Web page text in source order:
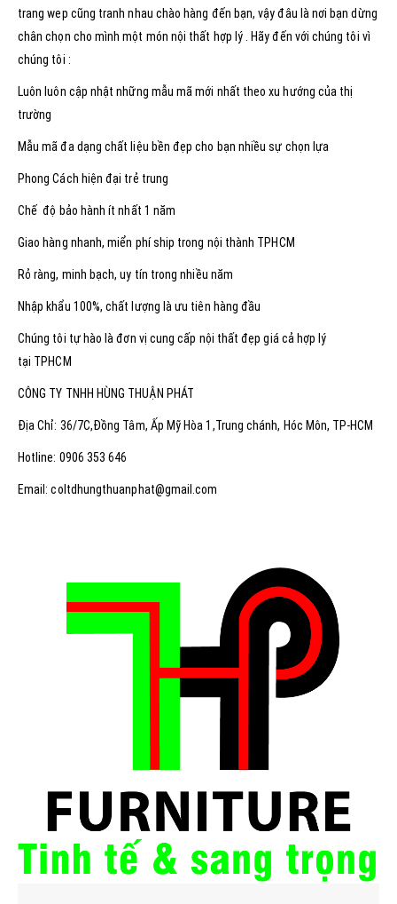
trang wep cũng tranh nhau chào hàng đến bạn, vậy đâu là nơi bạn dừng
chân chọn cho mình một món nội thất hợp lý . Hãy đến với chúng tôi vì
chúng tôi :
Luôn luôn cập nhật những mẫu mã mới nhất theo xu hướng của thị
trường
Mẫu mã đa dạng chất liệu bền đẹp cho bạn nhiều sự chọn lựa
Phong Cách hiện đại trẻ trung
Chế độ bảo hành ít nhất 1 năm
Giao hàng nhanh, miển phí ship trong nội thành TPHCM
Rỏ ràng, minh bạch, uy tín trong nhiều năm
Nhập khẩu 100%, chất lượng là ưu tiên hàng đầu
Chúng tôi tự hào là đơn vị cung cấp nội thất đẹp giá cả hợp lý
tại TPHCM
CÔNG TY TNHH HÙNG THUẬN PHÁT
Địa Chỉ: 36/7C,Đồng Tâm, Ấp Mỹ Hòa 1,Trung chánh, Hóc Môn, TP-HCM
Hotline: 0906 353 646
Email: coltdhungthuanphat@gmail.com